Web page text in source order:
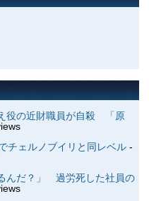
役の近財職員が自殺 「原
ェルノブイリと同レベル-
んだ？」 過労死した社員の